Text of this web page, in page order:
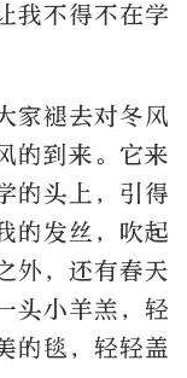
我不得不在学
家褪去对冬风
的到来。它来
的头上，引得
的发丝，吹起
外，还有春天
头小羊羔，轻
的毯，轻轻盖